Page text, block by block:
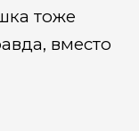
тоже
вместо